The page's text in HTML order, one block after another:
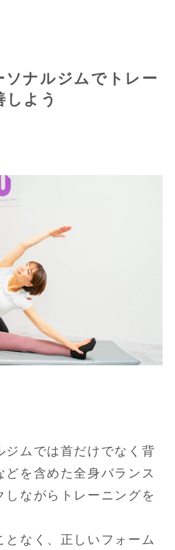
ソナルジムでトレー
よう
ジムでは首だけでなく背
どを含めた全身バランス
しながらトレーニングを
となく、正しいフォーム